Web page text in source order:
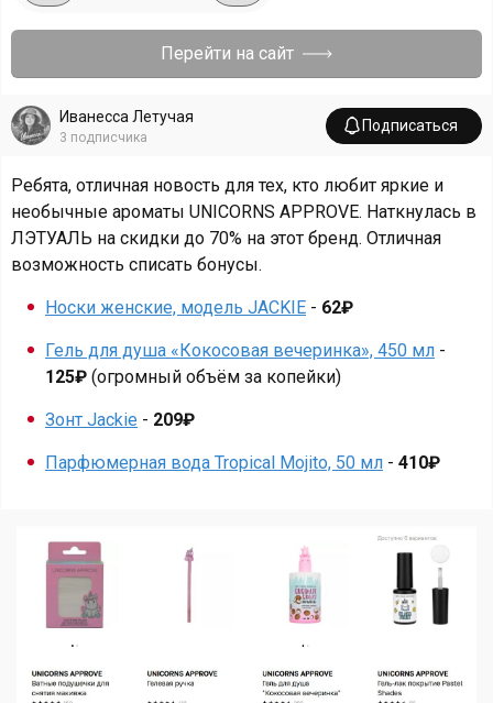
Перейти на сайт
Иванесса Летучая
3 подписчика
Подписаться
Ребята, отличная новость для тех, кто любит яркие и
необычные ароматы UNICORNS APPROVE. Наткнулась в
ЛЭТУАЛЬ на скидки до 70% на этот бренд. Отличная
возможность списать бонусы.
Носки женские, модель JACKIE - 62₽
Гель для душа «Кокосовая вечеринка», 450 мл -
125₽ (огромный объём за копейки)
Зонт Jackie - 209₽
Парфюмерная вода Tropical Mojito, 50 мл - 410₽